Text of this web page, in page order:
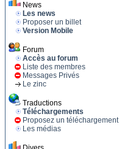
News
Les news
Proposer un billet
Version Mobile
Forum
Accès au forum
Liste des membres
Messages Privés
Le zinc
Traductions
Téléchargements
Proposez un téléchargement
Les médias